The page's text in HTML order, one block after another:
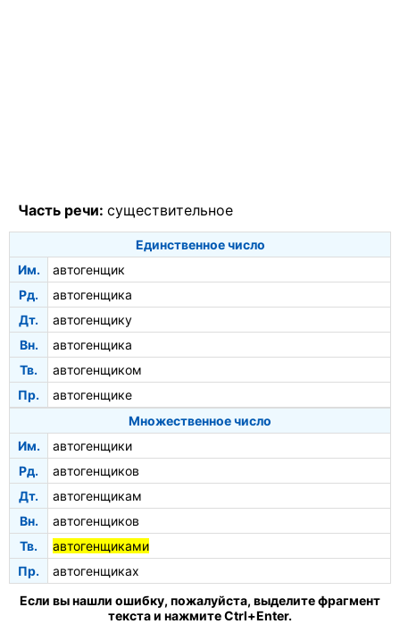
Часть речи: существительное
Единственное число
Им.
автогенщик
Рд.
автогенщика
Дт.
автогенщику
Вн.
автогенщика
Тв.
автогенщиком
Пр.
автогенщике
Множественное число
Им.
автогенщики
Рд.
автогенщиков
Дт.
автогенщикам
Вн.
автогенщиков
Тв.
автогенщиками
Пр.
автогенщиках
Если вы нашли ошибку, пожалуйста, выделите фрагмент
текста и нажмите Ctrl+Enter.